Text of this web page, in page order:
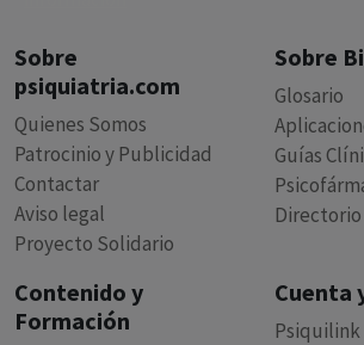
Sobre
psiquiatria.com
Quienes Somos
Patrocinio y Publicidad
Contactar
Aviso legal
Proyecto Solidario
Sobre
Glosario
Guías
Directorio
Contenido y
Formación
Cuenta
Psiquilink